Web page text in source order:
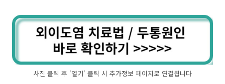
사진 클릭 후 '열기' 클릭 시 추가정보 페이지로 연결됩니다